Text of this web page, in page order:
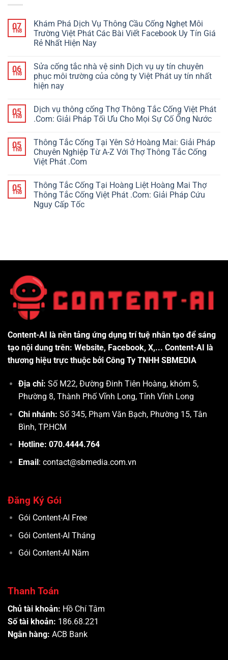
07
Th8
Khám Phá Dịch Vụ Thông Cầu Cống Nghẹt Môi
Trường Việt Phát Các Bài Viết Facebook Uy Tín Giá
Rẻ Nhất Hiện Nay
06
Th8
Sửa cống tắc nhà vệ sinh Dịch vụ uy tín chuyên
phục môi trường của công ty Việt Phát uy tín nhất
hiện nay
05
Th8
Dịch vụ thông cống Thợ Thông Tắc Cống Việt Phát
.Com: Giải Pháp Tối Ưu Cho Mọi Sự Cố Ống Nước
05
Th8
Thông Tắc Cống Tại Yên Sở Hoàng Mai: Giải Pháp
Chuyên Nghiệp Từ A-Z Với Thợ Thông Tắc Cống
Việt Phát .Com
05
Th8
Thông Tắc Cống Tại Hoàng Liệt Hoàng Mai Thợ
Thông Tắc Cống Việt Phát .Com: Giải Pháp Cứu
Nguy Cấp Tốc
Content-AI là nền tảng ứng dụng trí tuệ nhân tạo để sáng
tạo nội dung trên: Website, Facebook, X,... Content-AI là
thương hiệu trực thuộc bởi Công Ty TNHH SBMEDIA
Địa chỉ: Số M22, Đường Đinh Tiên Hoàng, khóm 5,
Phường 8, Thành Phố Vĩnh Long, Tỉnh Vĩnh Long
Chi nhánh: Số 345, Phạm Văn Bạch, Phường 15, Tân
Bình, TP.HCM
Hotline: 070.4444.764
Email: contact@sbmedia.com.vn
Đăng Ký Gói
Gói Content-AI Free
Gói Content-AI Tháng
Gói Content-AI Năm
Thanh Toán
Chủ tài khoản: Hồ Chí Tâm
Số tài khoản: 186.68.221
Ngân hàng: ACB Bank